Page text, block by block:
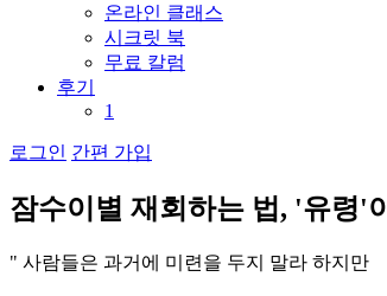
온라인 클래스
시크릿 북
무료 칼럼
후기
1
로그인 간편 가입
잠수이 별 재 회 하는 법 , '유령'이
" 사람들은 과거 에 미 련 을 두지 말라 하지 만